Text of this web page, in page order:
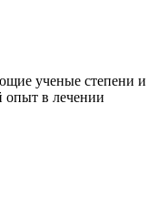
ученые степени и
опыт в лечении